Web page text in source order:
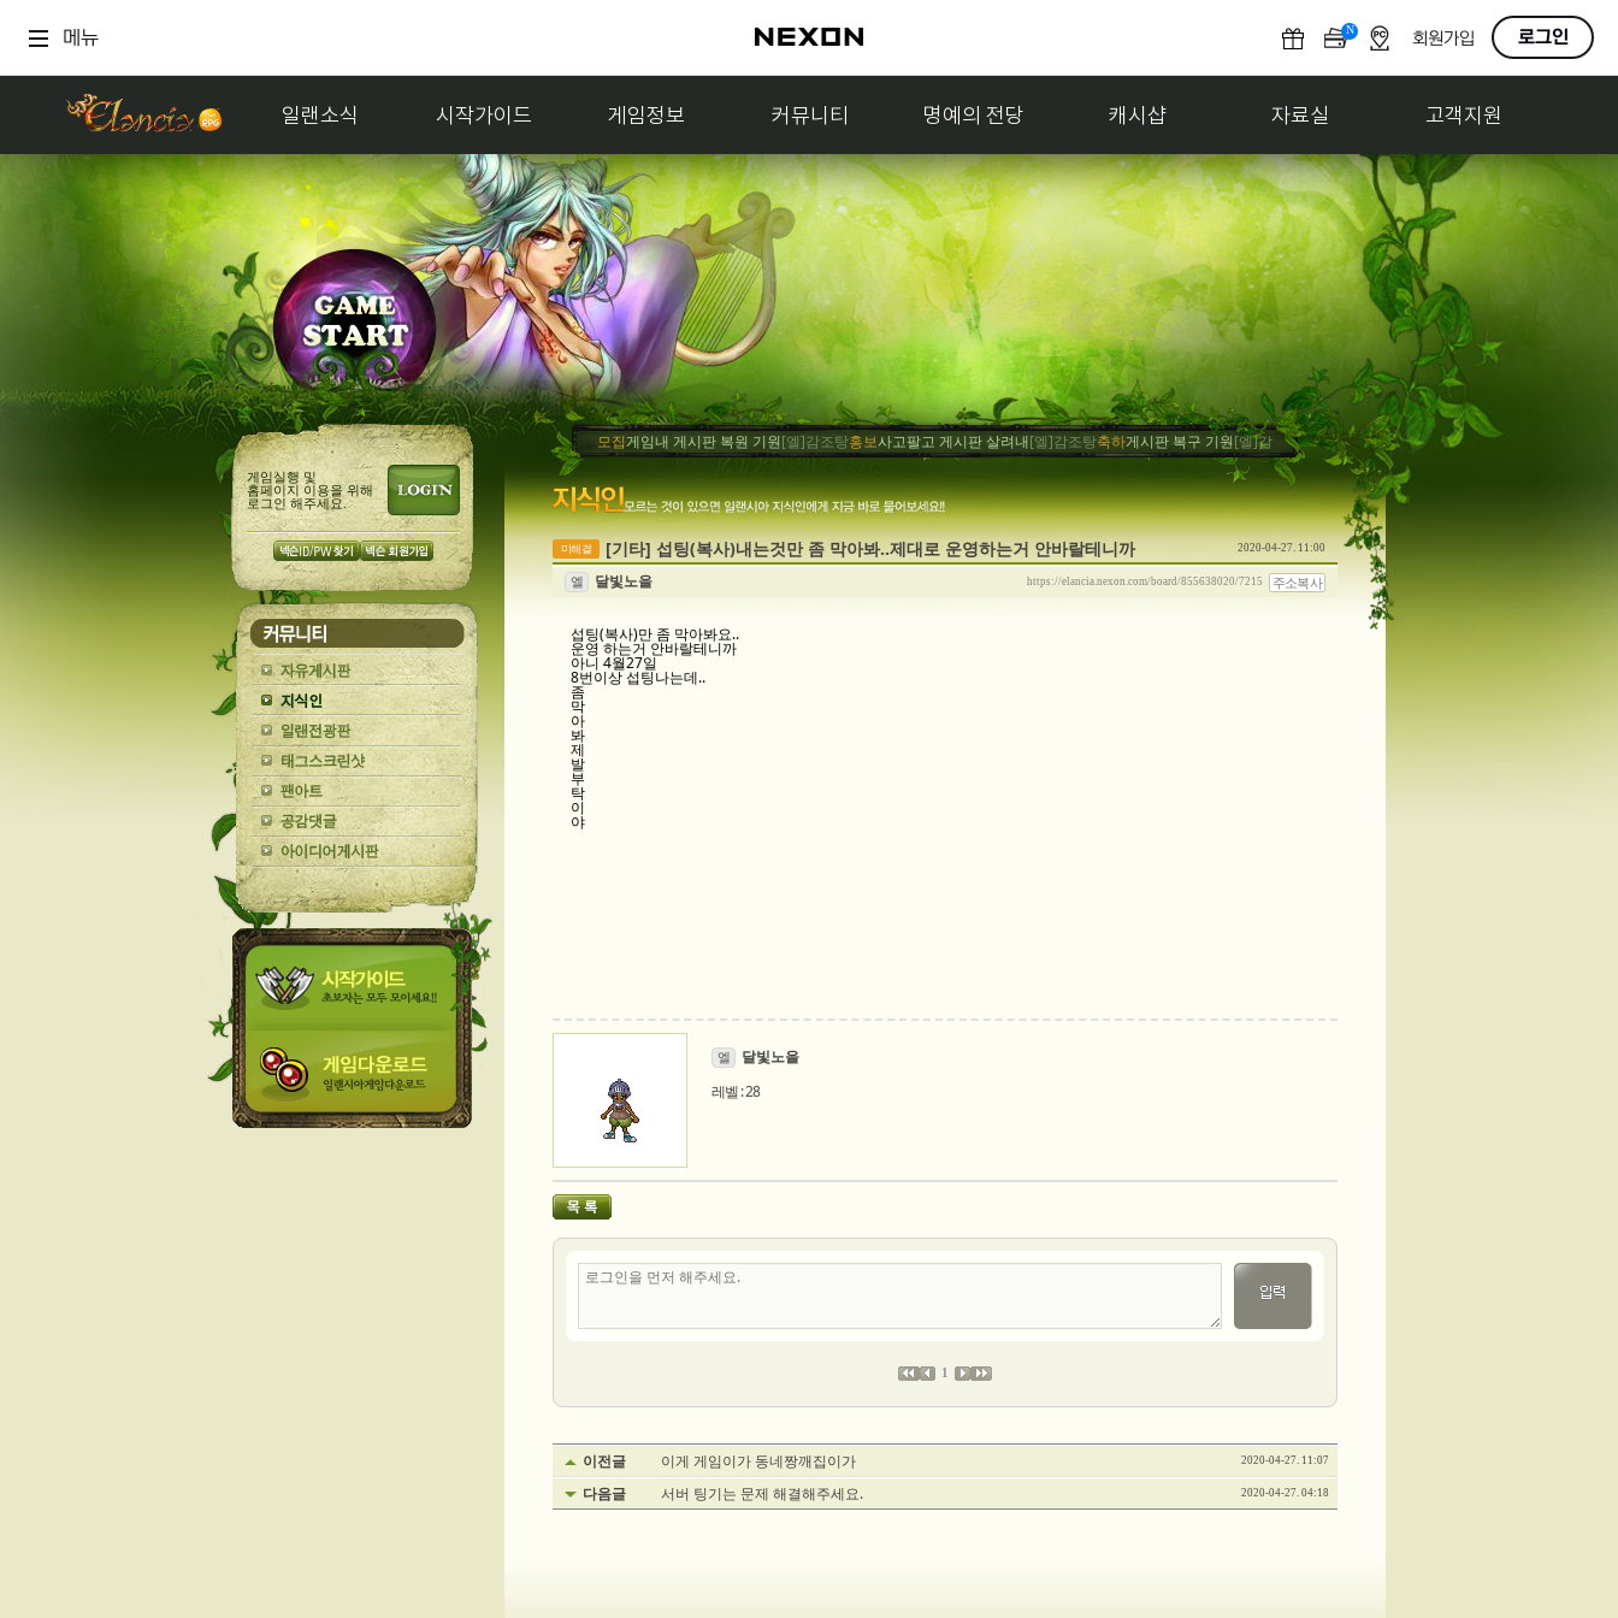
메뉴 N
F
회원가입 로그인
일랜소식 시작가이드 게임정보 커뮤니티 명예의 전당 캐시샵 자료실 고객지원
게임실행 및
홈페이지 이용을 위해
로그인 해주세요.
모집 게임내 게시판 복원 기원 [엘]감조탕홍보사고팔고 게시판 살려내[엘]감조탕축하게시판 복구 기원 [엘]감조탕모집감조탕 널 체포하겠다! ..[엘]클쿨클
미해결 [기타] 섭팅(복사)내는것만 좀 막아봐..제대로 운영하는거 안바랄테니까 2020-04-27. 11:00
엘 달빛노을 https://elancia.nexon.com/board/855638020/7215 주소복사
섭팅(복사)만 좀 막아봐요..
운영 하는거 안바랄테니까
아니 4월27일
8번이상 섭팅나는데..
좀
막
아
봐
제
발
부
탁
이
야
엘
달빛노을
레벨 : 28
1
이전글 이게 게임이가 동네짱깨집이가 2020-04-27. 11:07
다음글 서버 팅기는 문제 해결해주세요. 2020-04-27. 04:18